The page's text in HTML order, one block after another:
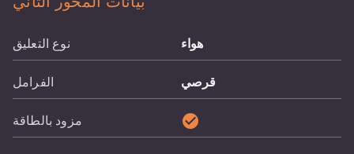
نوع التعليق هواء
الفرامل قرصي
مزود بالطاقة check_circle